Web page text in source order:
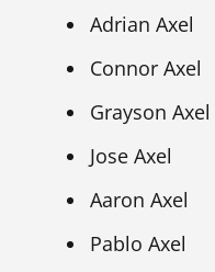
Adrian Axel
Connor Axel
Grayson Axel
Jose Axel
Aaron Axel
Pablo Axel